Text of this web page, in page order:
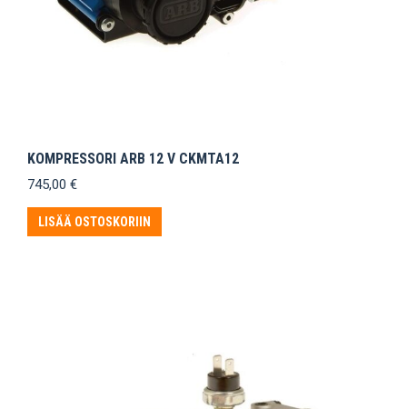
KOMPRESSORI ARB 12 V CKMTA12
745,00 €
LISÄÄ OSTOSKORIIN